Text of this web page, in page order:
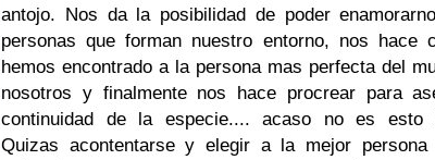
antojo. Nos da la posibilidad de poder
personas que forman nuestro entorno, nos hace
hemos encontrado a la persona mas perfecta del
nosotros y finalmente nos hace procrear para
continuidad de la especie.... acaso no es esto
Quizas acontentarse y elegir a la mejor persona